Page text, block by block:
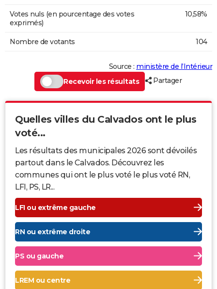
Votes nuls (en pourcentage des votes
exprimés)
10,58%
Nombre de votants 104
Source : ministère de l’Intérieur
Recevoir les résultats
Partager
Quelles villes du Calvados ont le plus
voté...
Les résultats des municipales 2026 sont dévoilés
partout dans le Calvados. Découvrez les
communes qui ont le plus voté le plus voté RN,
LFI, PS, LR...
LFI ou extrême gauche
RN ou extrême droite
PS ou gauche
LREM ou centre